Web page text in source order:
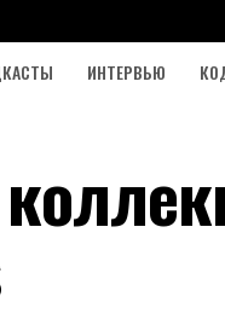
ИНТЕРВЬЮ